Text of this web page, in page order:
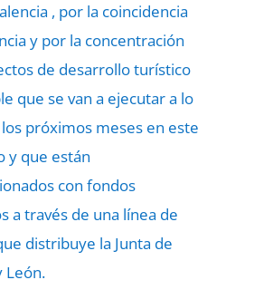
, por la coincidencia
y por la concentración
de desarrollo turístico
que se van a ejecutar a lo
próximos meses en este
y que están
con fondos
a través de una línea de
distribuye la Junta de
León.